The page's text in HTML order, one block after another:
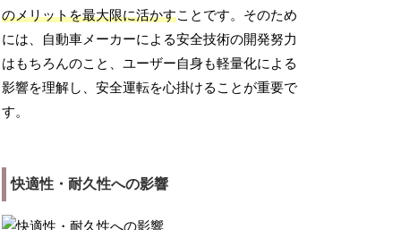
のメリットを最大限に活かすことです。そのため
には、自動車メーカーによる安全技術の開発努力
はもちろんのこと、ユーザー自身も軽量化による
影響を理解し、安全運転を心掛けることが重要で
す。
快適性・耐久性への影響